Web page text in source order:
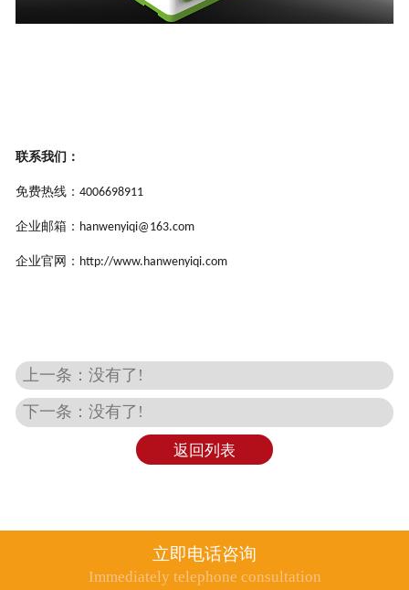
联系我们：
免费热线： 4006698911
企业邮箱： hanwenyiqi@163.com
企业官网： http://www.hanwenyiqi.com
上一条：没有了!
下一条：没有了!
返回列表
立即电话咨询
Immediately telephone consultation